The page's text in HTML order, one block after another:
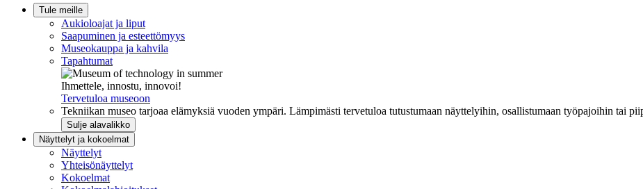
Tule meille
Aukioloajat ja liput
Saapuminen ja esteettömyys
Museokauppa ja kahvila
Tapahtumat
Ihmettele, innostu, innovoi!
Tervetuloa museoon
Tekniikan museo tarjoaa elämyksiä vuoden ympäri. Lämpimästi tervetuloa tutustumaan näyttelyihin, osallistumaan työpajoihin tai
Sulje alavalikko
Näyttelyt ja kokoelmat
Näyttelyt
Yhteisönäyttelyt
Kokoelmat